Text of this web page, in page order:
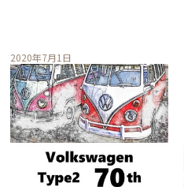
2020年7月1日